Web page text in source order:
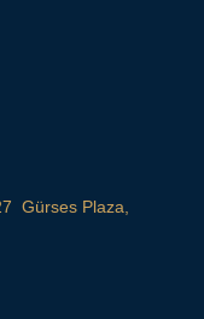
Gürses Plaza,